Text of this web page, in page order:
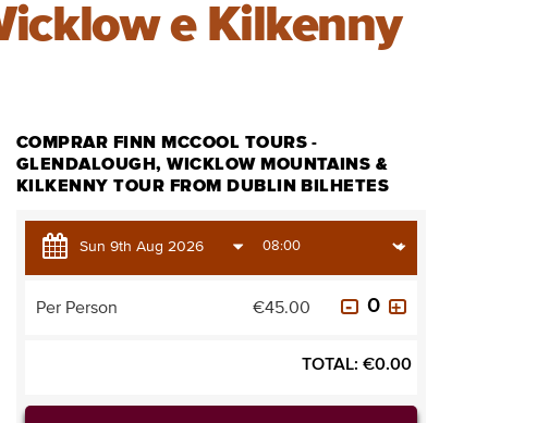
e Kilkenny
COMPRAR FINN MCCOOL TOURS -
GLENDALOUGH, WICKLOW MOUNTAINS &
KILKENNY TOUR FROM DUBLIN BILHETES
Per Person €45.00
TOTAL: €0.00